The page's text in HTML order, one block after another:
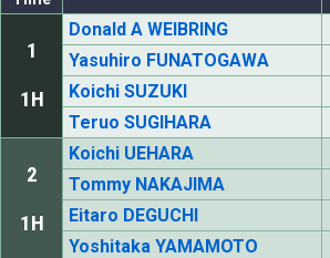
1
1H
Donald A WEIBRING
Yasuhiro FUNATOGAWA
Koichi SUZUKI
Teruo SUGIHARA
2
1H
Koichi UEHARA
Tommy NAKAJIMA
Eitaro DEGUCHI
Yoshitaka YAMAMOTO